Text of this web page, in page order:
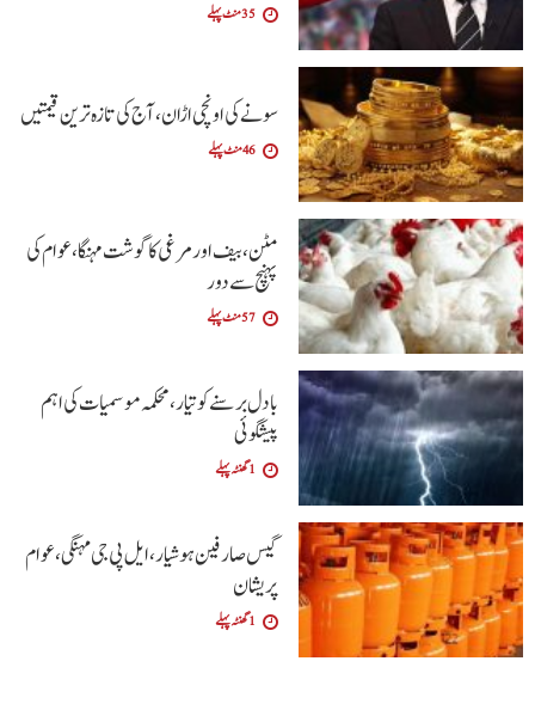
35 منٹ پہلے
سونے کی اونچی اڑان، آج کی تازہ ترین قیمتیں
46 منٹ پہلے
مٹن، بیف اور مرغی کا گوشت مہنگا، عوام کی
پہنچ سے دور
57 منٹ پہلے
بادل برسنے کو تیار، محکمہ موسمیات کی اہم
پیشگوئی
1 گھنٹہ پہلے
گیس صارفین ہوشیار، ایل پی جی مہنگی، عوام
پریشان
1 گھنٹہ پہلے